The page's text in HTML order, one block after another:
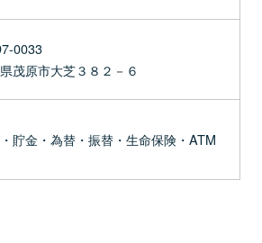
0033
茂原市大芝３８２－６
貯金・為替・振替・生命保険・ATM